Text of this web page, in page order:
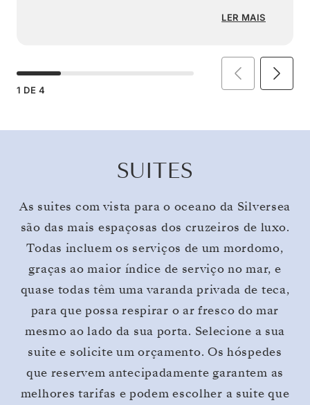
LER MAIS
1 DE 4
SUITES
As suites com vista para o oceano da Silversea
são das mais espaçosas dos cruzeiros de luxo.
Todas incluem os serviços de um mordomo,
graças ao maior índice de serviço no mar, e
quase todas têm uma varanda privada de teca,
para que possa respirar o ar fresco do mar
mesmo ao lado da sua porta. Selecione a sua
suite e solicite um orçamento. Os hóspedes
que reservem antecipadamente garantem as
melhores tarifas e podem escolher a suite que